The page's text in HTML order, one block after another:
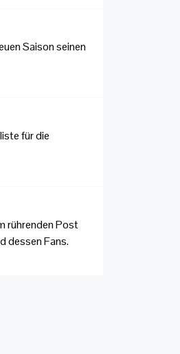
Saison seinen
für die
rührenden Post
dessen Fans.